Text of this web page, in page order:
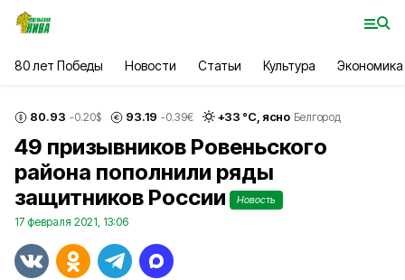
80 лет Победы Новости Статьи Культура Экономика
80.93 -0.20$ 93.19 -0.39€ +33 °С, ясно Белгород
49 призывников Ровеньского
района пополнили ряды
защитников России
Новость
17 февраля 2021, 13:06